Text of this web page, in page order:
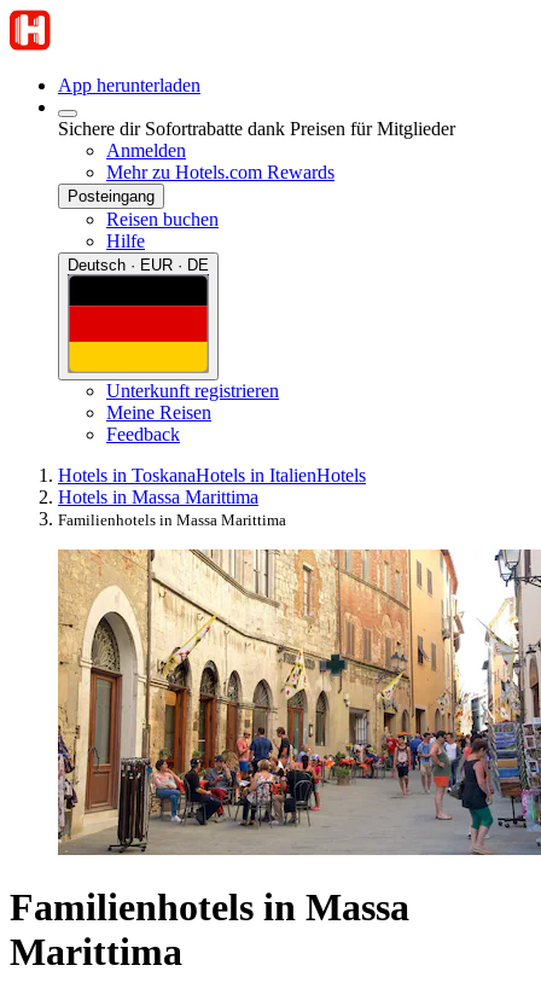
App herunterladen
Sichere dir Sofortrabatte dank Preisen für Mitglieder
Anmelden
Mehr zu Hotels.com Rewards
Posteingang
Reisen buchen
Hilfe
Deutsch · EUR · DE
Unterkunft registrieren
Meine Reisen
Feedback
Hotels in ToskanaHotels in ItalienHotels
Hotels in Massa Marittima
Familienhotels in Massa Marittima
Familienhotels in Massa
Marittima